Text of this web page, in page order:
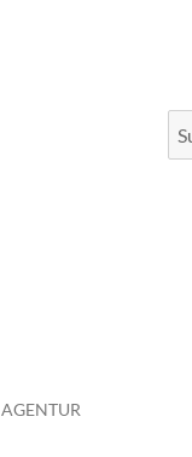
AGENTUR